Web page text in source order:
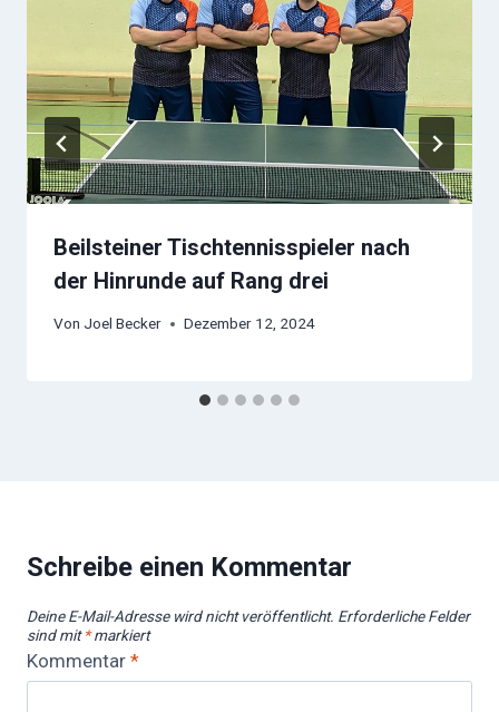
Beilsteiner Tischtennisspieler nach
der Hinrunde auf Rang drei
Von Joel Becker Dezember 12, 2024
Schreibe einen Kommentar
Deine E-Mail-Adresse wird nicht veröffentlicht. Erforderliche Felder
sind mit*markiert
Kommentar *